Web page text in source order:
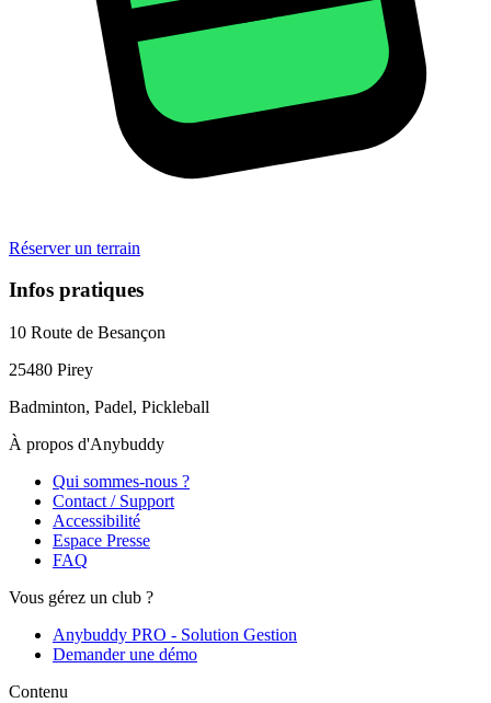
Réserver un terrain
Infos pratiques
10 Route de Besançon
25480 Pirey
Badminton, Padel, Pickleball
À propos d'Anybuddy
Qui sommes-nous ?
Contact / Support
Accessibilité
Espace Presse
FAQ
Vous gérez un club ?
Anybuddy PRO - Solution Gestion
Demander une démo
Contenu